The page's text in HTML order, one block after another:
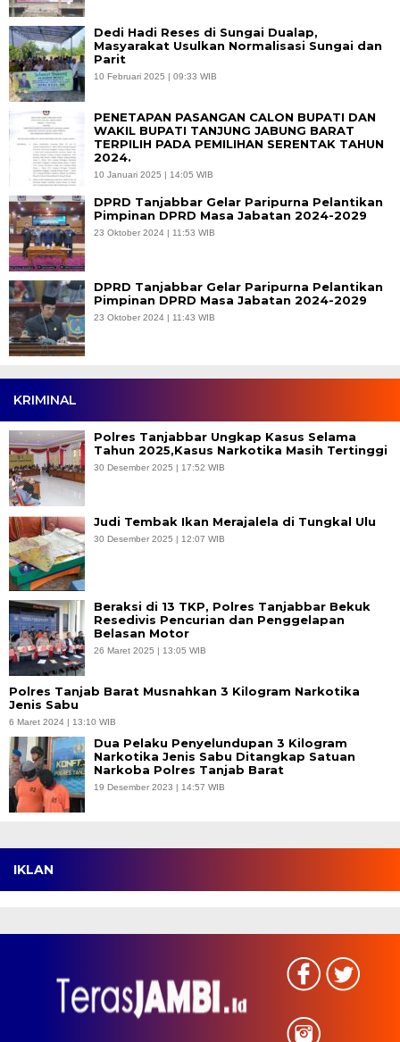
Dedi Hadi Reses di Sungai Dualap,
Masyarakat Usulkan Normalisasi Sungai dan
Parit
10 Februari 2025 | 09:33 WIB
PENETAPAN PASANGAN CALON BUPATI DAN
WAKIL BUPATI TANJUNG JABUNG BARAT
TERPILIH PADA PEMILIHAN SERENTAK TAHUN
2024.
10 Januari 2025 | 14:05 WIB
DPRD Tanjabbar Gelar Paripurna Pelantikan
Pimpinan DPRD Masa Jabatan 2024-2029
23 Oktober 2024 | 11:53 WIB
DPRD Tanjabbar Gelar Paripurna Pelantikan
Pimpinan DPRD Masa Jabatan 2024-2029
23 Oktober 2024 | 11:43 WIB
KRIMINAL
Polres Tanjabbar Ungkap Kasus Selama
Tahun 2025,Kasus Narkotika Masih Tertinggi
30 Desember 2025 | 17:52 WIB
Judi Tembak Ikan Merajalela di Tungkal Ulu
30 Desember 2025 | 12:07 WIB
Beraksi di 13 TKP, Polres Tanjabbar Bekuk
Resedivis Pencurian dan Penggelapan
Belasan Motor
26 Maret 2025 | 13:05 WIB
Polres Tanjab Barat Musnahkan 3 Kilogram Narkotika
Jenis Sabu
6 Maret 2024 | 13:10 WIB
Dua Pelaku Penyelundupan 3 Kilogram
Narkotika Jenis Sabu Ditangkap Satuan
Narkoba Polres Tanjab Barat
19 Desember 2023 | 14:57 WIB
IKLAN